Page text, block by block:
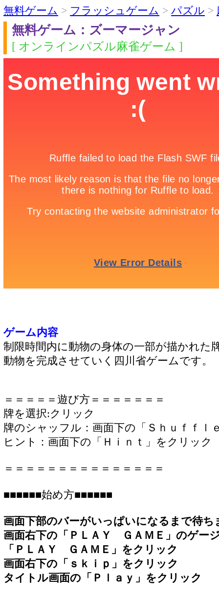
無料ゲーム > フラッシュゲーム > パズル >
無料ゲーム：ズーマージャン
[ オンラインパズル麻雀ゲーム ]
ゲーム内容
制限時間内に動物の身体の一部が描かれた
動物を完成させていく四川省ゲームです。
＝＝＝＝＝遊び方＝＝＝＝＝＝＝
牌を選択:クリック
牌のシャッフル：画面下の「Ｓｈｕｆｆｌ
ヒント：画面下の「Ｈｉｎｔ」をクリック
＝＝＝＝＝＝＝＝＝＝＝＝＝＝＝
■■■■■■始め方■■■■■■
画面下部のバーがいっぱいになるまで待ち
画面右下の「ＰＬＡＹ ＧＡＭＥ」のゲー
「ＰＬＡＹ ＧＡＭＥ」をクリック
画面右下の「ｓｋｉｐ」をクリック
タイトル画面の「Ｐｌａｙ」をクリック